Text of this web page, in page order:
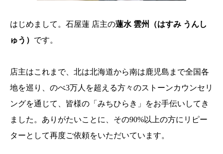
はじめまして。石屋蓮 店主の蓮水 雲州（はすみ うんし
ゅう） です。
店主はこれまで、北は北海道から南は鹿児島まで全国各
地を巡り、のべ3万人を超える方々のストーンカウンセリ
ングを通じて、皆様の「みちひらき」をお手伝いしてき
ました。ありがたいことに、その90%以上の方にリピー
ターとして再度ご依頼をいただいています。